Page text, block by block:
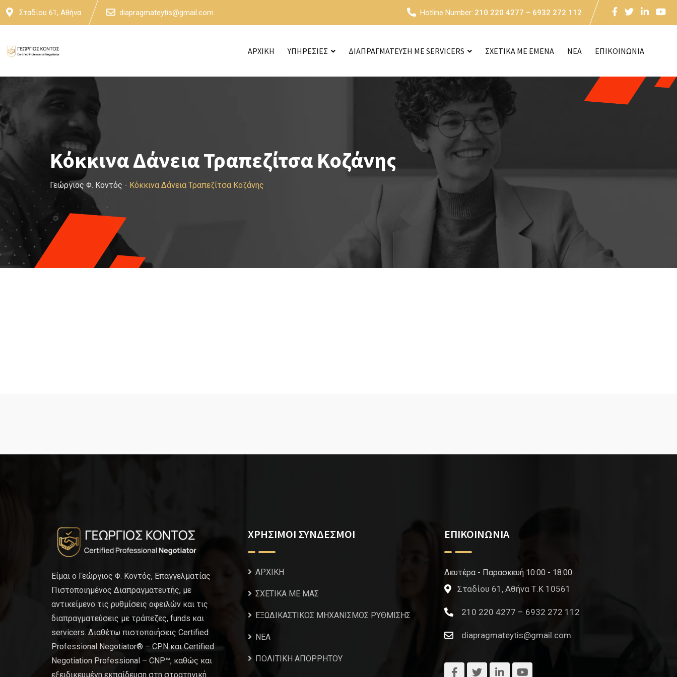
Skip
Σταδίου 61, Αθήνα diapragmateytis@gmail.com Hotline Number: 210 220 4277 – 6932 272 112
ΑΡΧΙΚΗ ΥΠΗΡΕΣΙΕΣ ΔΙΑΠΡΑΓΜΑΤΕΥΣΗ ΜΕ SERVICERS ΣΧΕΤΙΚΑ ΜΕ ΕΜΕΝΑ NEA ΕΠΙΚΟΙΝΩΝΙΑ
Κόκκινα Δάνεια Τραπεζίτσα Κοζάνης
Γεώργιος Φ. Κοντός - Κόκκινα Δάνεια Τραπεζίτσα Κοζάνης
Είμαι ο Γεώργιος Φ. Κοντός, Επαγγελματίας
Πιστοποιημένος Διαπραγματευτής, με
αντικείμενο τις ρυθμίσεις οφειλών και τις
διαπραγματεύσεις με τράπεζες, funds και
servicers. Διαθέτω πιστοποιήσεις Certified
Professional Negotiator® – CPN και Certified
Negotiation Professional – CNP™, καθώς και
εξειδικευμένη εκπαίδευση στη στρατηγική
ΧΡΗΣΙΜΟΙ ΣΥΝΔΕΣΜΟΙ
ΑΡΧΙΚΗ
ΣΧΕΤΙΚΑ ΜΕ ΜΑΣ
ΕΞΩΔΙΚΑΣΤΙΚΟΣ ΜΗΧΑΝΙΣΜΟΣ ΡΥΘΜΙΣΗΣ
NEA
ΠΟΛΙΤΙΚΗ ΑΠΟΡΡΗΤΟΥ
ΕΠΙΚΟΙΝΩΝΙΑ
Δευτέρα - Παρασκευή 10:00 - 18:00
Σταδίου 61, Αθήνα Τ.Κ 10561
210 220 4277 – 6932 272 112
diapragmateytis@gmail.com